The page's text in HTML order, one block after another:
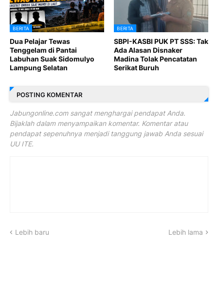
BERITA
Dua Pelajar Tewas
Tenggelam di Pantai
Labuhan Suak Sidomulyo
Lampung Selatan
BERITA
SBPI-KASBI PUK PT SSS: Tak
Ada Alasan Disnaker
Madina Tolak Pencatatan
Serikat Buruh
POSTING KOMENTAR
Jabungonline.com sangat menghargai pendapat Anda.
Bijaklah dalam menyampaikan komentar. Komentar atau
pendapat sepenuhnya menjadi tanggung jawab Anda sesuai
UU ITE.
Lebih baru Lebih lama